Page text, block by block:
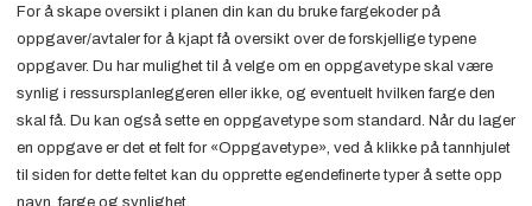
For å skape oversikt i planen din kan du bruke fargekoder på
oppgaver/avtaler for å kjapt få oversikt over de forskjellige typene
oppgaver. Du har mulighet til å velge om en oppgavetype skal være
synlig i ressursplanleggeren eller ikke, og eventuelt hvilken farge den
skal få. Du kan også sette en oppgavetype som standard. Når du lager
en oppgave er det et felt for «Oppgavetype», ved å klikke på tannhjulet
til siden for dette feltet kan du opprette egendefinerte typer å sette opp
navn, farge og synlighet.